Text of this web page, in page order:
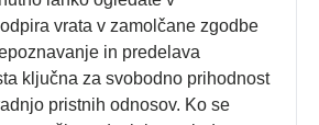
vrata v zamolčane zgodbe
in predelava
ključna za svobodno prihodnost
pristnih odnosov. Ko se